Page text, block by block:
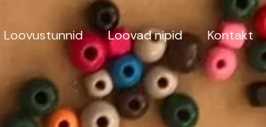
Loovustunnid Loovad nipid Kontakt